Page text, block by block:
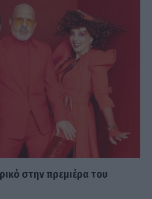
στην πρεμιέρα του